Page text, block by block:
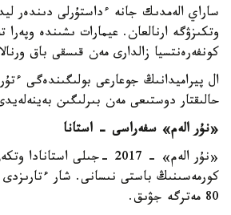
ساراي الەمدىك جانە ءداستۇرلى دىندەر
وتكىزۋگە ارنالعان. عيمارات ىشىندە وپەرا
كونفەرەنتسيا زالدارى مەن قىسقى باق
ال پيراميدانىڭ جوعارعى بولىگىندەگى
حالىقتار دوستىعى مەن بىرلىگىن
«نۇر الەم» سفەراسى - استانا
كورمەسىنىڭ باستى نىسانى. شار ءتارىزدى
80 مەترگە جۋىق.